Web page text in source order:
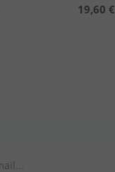
19,60 €